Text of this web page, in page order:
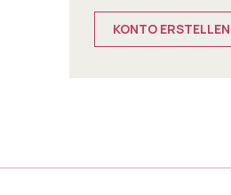
KONTO ERSTELLEN